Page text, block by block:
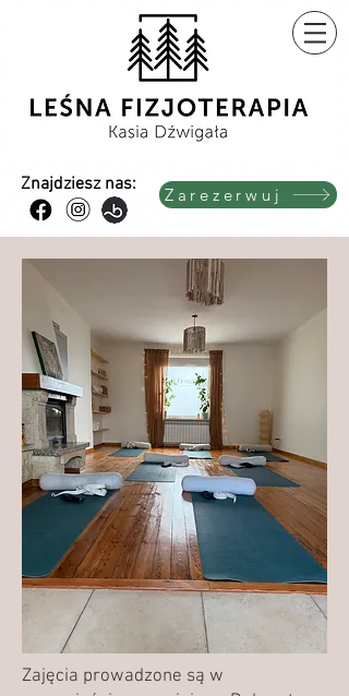
Znajdziesz nas: Zarezerwuj
Zajęcia prowadzone są w